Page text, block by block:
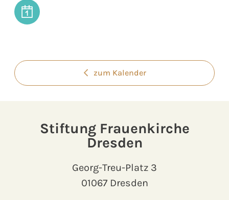
zum Kalender
Stiftung Frauenkirche
Dresden
Georg-Treu-Platz 3
01067 Dresden